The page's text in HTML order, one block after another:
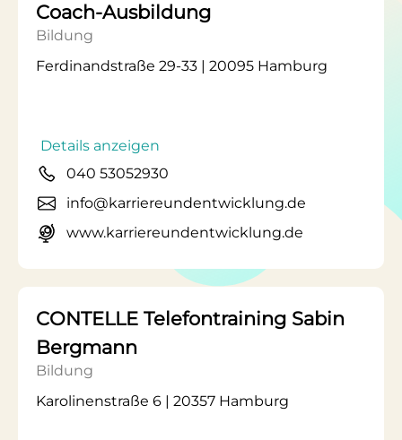
Coach-Ausbildung
Bildung
Ferdinandstraße 29-33 | 20095 Hamburg
Details anzeigen
040 53052930
info@karriereundentwicklung.de
www.karriereundentwicklung.de
CONTELLE Telefontraining Sabin
Bergmann
Bildung
Karolinenstraße 6 | 20357 Hamburg